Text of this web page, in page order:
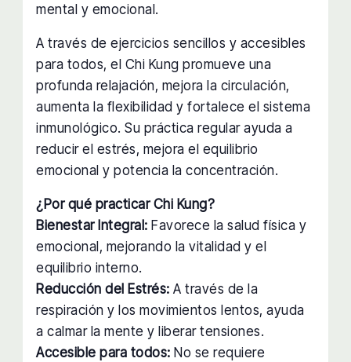
mental y emocional.
A través de ejercicios sencillos y accesibles
para todos, el Chi Kung promueve una
profunda relajación, mejora la circulación,
aumenta la flexibilidad y fortalece el sistema
inmunológico. Su práctica regular ayuda a
reducir el estrés, mejora el equilibrio
emocional y potencia la concentración.
¿Por qué practicar Chi Kung?
Bienestar Integral: Favorece la salud física y
emocional, mejorando la vitalidad y el
equilibrio interno.
Reducción del Estrés: A través de la
respiración y los movimientos lentos, ayuda
a calmar la mente y liberar tensiones.
Accesible para todos: No se requiere